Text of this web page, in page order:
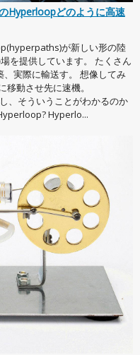
Hyperloopどのように高速
が新しい形の陸
を提供しています。 たくさん
実際に輸送す。 想像してみ
動させ先に速機。
、そういうことがわかるのか
Hyperlo...